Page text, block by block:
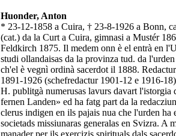
Huonder, Anton
* 23-12-1858 a Cuira, † 23-8-1926 a Bonn,
(cat.) da la Curt a Cuira, gimnasi a Mustér
Feldkirch 1875. Il medem onn è el entrà en
studi ollandaisas da la provinza tud. da
ch'el è vegnì ordinà sacerdot il 1888.
1891-1926 (schefredactur 1901-12 e 1916-
H. publitgà numerusas lavurs davart
fernen Landen» ed ha fatg part da la
clerus indigen en ils pajais nua che l'urden
societads missiunaras generalas en Svizra. A
manader per ils exercizis spirituals dals